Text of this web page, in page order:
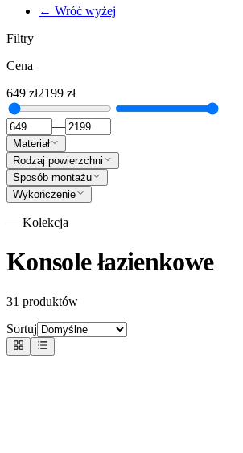
← Wróć wyżej
Filtry
Cena
649 zł2199 zł
—
Materiał
Rodzaj powierzchni
Sposób montażu
Wykończenie
— Kolekcja
Konsole łazienkowe
31 produktów
Sortuj